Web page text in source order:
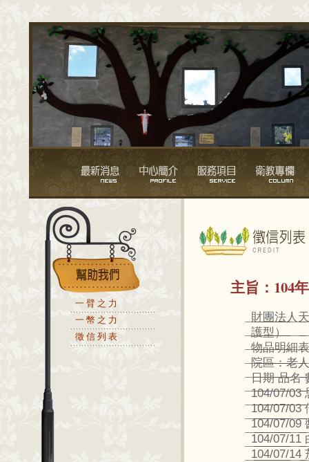
一臂之力
一幣之力
徵信列表
主旨： 104
財團法人
護型）
物品明細表
院區：老
日期 品名
104/07/03
104/07/03
104/07/09
104/07/11
104/07/14